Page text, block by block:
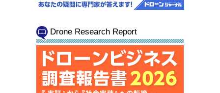
Drone Research Report